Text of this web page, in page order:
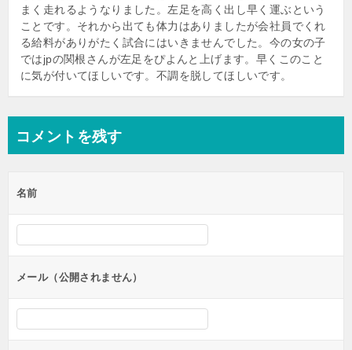
まく走れるようなりました。左足を高く出し早く運ぶという
ことです。それから出ても体力はありましたが会社員でくれ
る給料がありがたく試合にはいきませんでした。今の女の子
ではjpの関根さんが左足をぴよんと上げます。早くこのこと
に気が付いてほしいです。不調を脱してほしいです。
コメントを残す
名前
メール（公開されません）